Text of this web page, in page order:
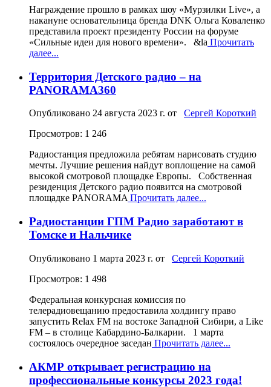
Награждение прошло в рамках шоу «Мурзилки Live», а
накануне основательница бренда DNK Ольга Коваленко
представила проект президенту России на форуме
«Сильные идеи для нового времени». &la Прочитать
далее...
Территория Детского радио – на
PANORAMA360
Опубликовано 24 августа 2023 г. от Сергей Короткий
Просмотров: 1 246
Радиостанция предложила ребятам нарисовать студию
мечты. Лучшие решения найдут воплощение на самой
высокой смотровой площадке Европы. Собственная
резиденция Детского радио появится на смотровой
площадке PANORAMA Прочитать далее...
Радиостанции ГПМ Радио заработают в
Томске и Нальчике
Опубликовано 1 марта 2023 г. от Сергей Короткий
Просмотров: 1 498
Федеральная конкурсная комиссия по
телерадиовещанию предоставила холдингу право
запустить Relax FM на востоке Западной Сибири, а Like
FM – в столице Кабардино-Балкарии. 1 марта
состоялось очередное заседан Прочитать далее...
АКМР открывает регистрацию на
профессиональные конкурсы 2023 года!